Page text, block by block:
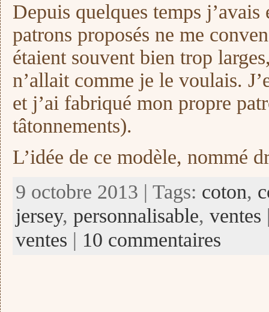
Depuis quelques temps
patrons proposés ne me
étaient souvent bien trop
n’allait comme je le voulais.
et j’ai fabriqué mon propre
tâtonnements).
L’idée de ce modèle, nommé
9 octobre 2013 | Tags: coton,
jersey, personnalisable, ventes
ventes | 10 commentaires